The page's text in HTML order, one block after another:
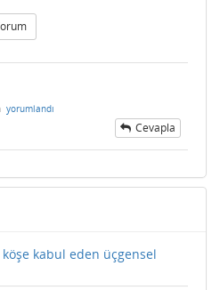
yorumlandı
Cevapla
köşe kabul eden üçgensel